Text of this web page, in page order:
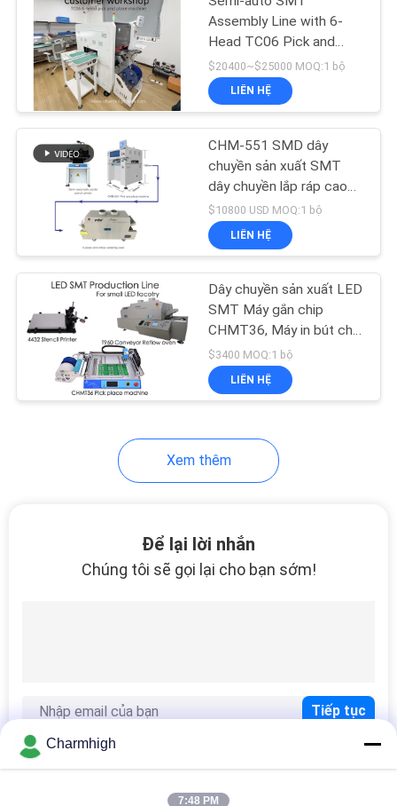
ĐỒ
TRANG
WEB
CHÍNH
Máy hái và đặt máy
SM
Dây chuyền lắp ráp
PCB
Phụ kiện SMT
Assembly Line with 6-
Head TC06 Pick and
Place
$20400~$25000 MOQ:1 bộ
LIÊN HỆ
CHM-551 SMD dây
chuyền sản xuất SMT
dây chuyền lắp ráp cao
độ chính xác 4 đầu PCB
làm robot
$10800 USD MOQ:1 bộ
LIÊN HỆ
Dây chuyền sản xuất LED
SMT Máy gắn chip
CHMT36, Máy in bút chì,
Lò nướng Reflow T960,
cho nhà máy nhỏ
$3400 MOQ:1 bộ
LIÊN HỆ
Xem thêm
Để lại lời nhắn
Chúng tôi sẽ gọi lại cho bạn sớm!
Charmhigh
7:48 PM